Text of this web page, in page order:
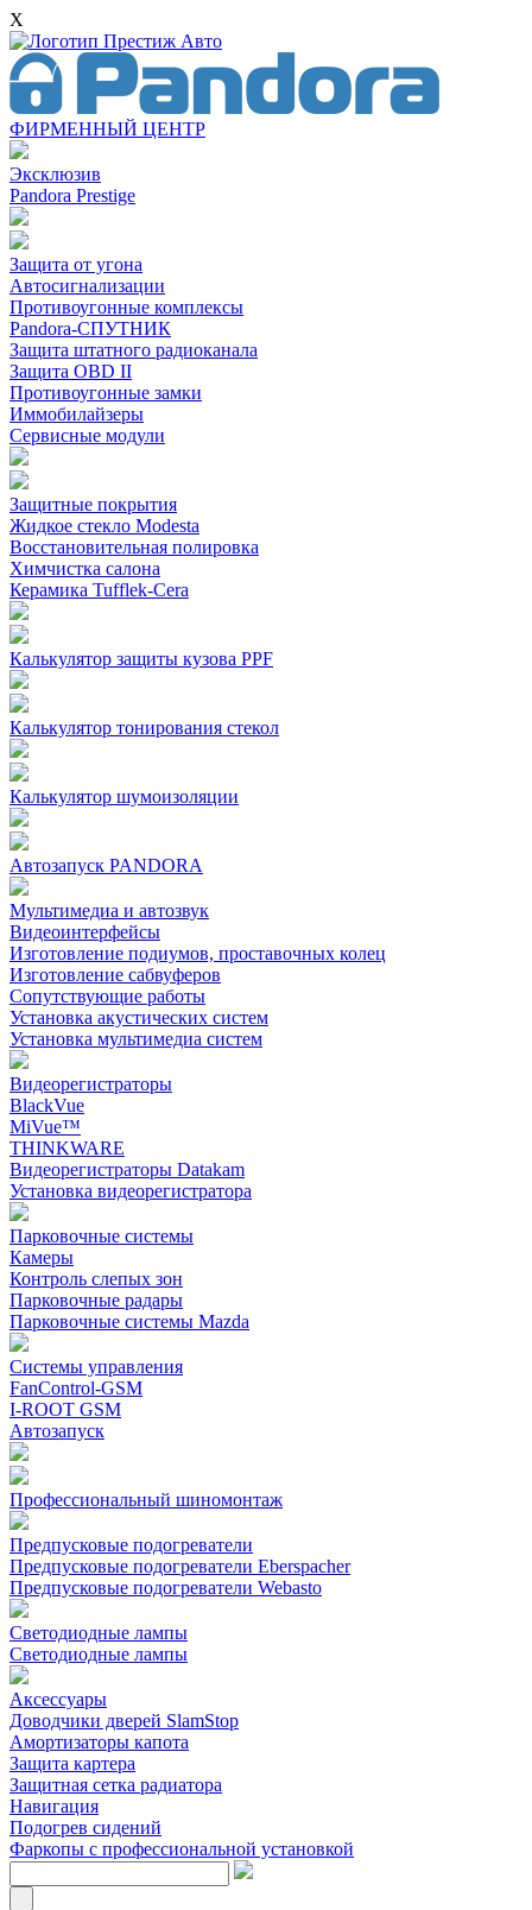
X
ФИРМЕННЫЙ ЦЕНТР
Эксклюзив
Pandora Prestige
Защита от угона
Автосигнализации
Противоугонные комплексы
Pandora-СПУТНИК
Защита штатного радиоканала
Защита OBD II
Противоугонные замки
Иммобилайзеры
Сервисные модули
Защитные покрытия
Жидкое стекло Modesta
Восстановительная полировка
Химчистка салона
Керамика Tufflek-Cera
Калькулятор защиты кузова PPF
Калькулятор тонирования стекол
Калькулятор шумоизоляции
Автозапуск PANDORA
Мультимедиа и автозвук
Видеоинтерфейсы
Изготовление подиумов, проставочных колец
Изготовление сабвуферов
Сопутствующие работы
Установка акустических систем
Установка мультимедиа систем
Видеорегистраторы
BlackVue
MiVue™
THINKWARE
Видеорегистраторы Datakam
Установка видеорегистратора
Парковочные системы
Камеры
Контроль слепых зон
Парковочные радары
Парковочные системы Mazda
Системы управления
FanControl-GSM
I-ROOT GSM
Автозапуск
Профессиональный шиномонтаж
Предпусковые подогреватели
Предпусковые подогреватели Eberspacher
Предпусковые подогреватели Webasto
Светодиодные лампы
Светодиодные лампы
Аксессуары
Доводчики дверей SlamStop
Амортизаторы капота
Защита картера
Защитная сетка радиатора
Навигация
Подогрев сидений
Фаркопы с профессиональной установкой